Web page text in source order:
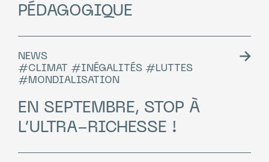
PÉDAGOGIQUE
NEWS
#CLIMAT #INÉGALITÉS #LUTTES
#MONDIALISATION
EN SEPTEMBRE, STOP À
L’ULTRA-RICHESSE !